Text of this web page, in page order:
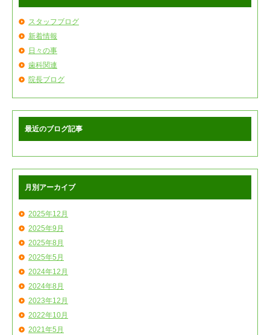
スタッフブログ
新着情報
日々の事
歯科関連
院長ブログ
最近のブログ記事
月別アーカイブ
2025年12月
2025年9月
2025年8月
2025年5月
2024年12月
2024年8月
2023年12月
2022年10月
2021年5月